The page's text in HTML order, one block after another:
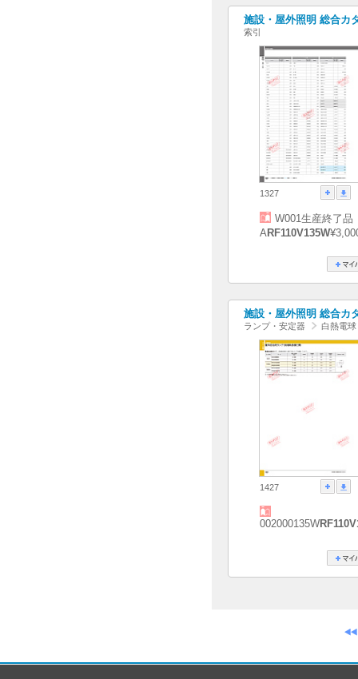
施設・屋外照明 総合カ
索引
1327
W001生産終了品
A RF110V135W
施設・屋外照明 総合カ
ランプ・安定器 白熱電球
1427
002000135W